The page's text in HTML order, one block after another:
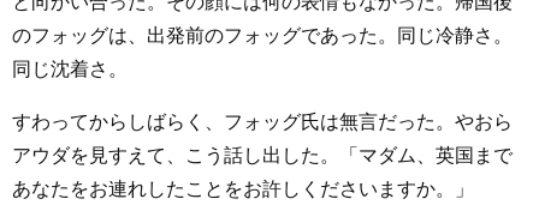
のフォッグは、出発前のフォッグであった。同じ冷静さ。
同じ沈着さ。
すわってからしばらく、フォッグ氏は無言だった。やおら
アウダを見すえて、こう話し出した。「マダム、英国まで
あなたをお連れしたことをお許しくださいますか。」